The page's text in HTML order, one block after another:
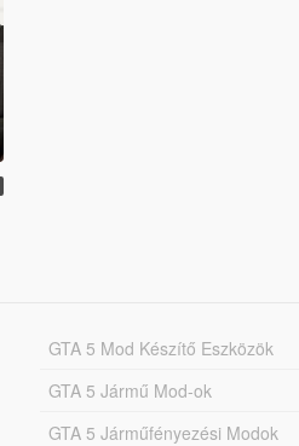
GTA 5 Mod Készítő Eszközök
GTA 5 Jármű Mod-ok
GTA 5 Járműfényezési Modok